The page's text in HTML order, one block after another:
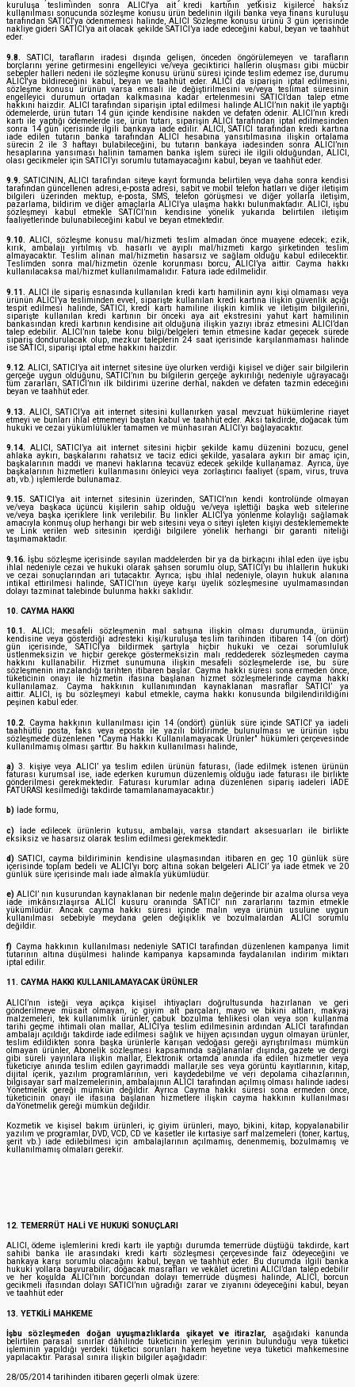
kuruluşa tesliminden sonra ALICI'ya ait kredi kartının yetkisiz kişilerce haksız
kullanılması sonucunda sözleşme konusu ürün bedelinin ilgili banka veya finans kuruluşu
tarafından SATICI'ya ödenmemesi halinde, ALICI Sözleşme konusu ürünü 3 gün içerisinde
nakliye gideri SATICI’ya ait olacak şekilde SATICI’ya iade edeceğini kabul, beyan ve taahhüt
eder.
9.8. SATICI, tarafların iradesi dışında gelişen, önceden öngörülemeyen ve tarafların
borçlarını yerine getirmesini engelleyici ve/veya geciktirici hallerin oluşması gibi mücbir
sebepler halleri nedeni ile sözleşme konusu ürünü süresi içinde teslim edemez ise, durumu
ALICI'ya bildireceğini kabul, beyan ve taahhüt eder. ALICI da siparişin iptal edilmesini,
sözleşme konusu ürünün varsa emsali ile değiştirilmesini ve/veya teslimat süresinin
engelleyici durumun ortadan kalkmasına kadar ertelenmesini SATICI’dan talep etme
hakkını haizdir. ALICI tarafından siparişin iptal edilmesi halinde ALICI’nın nakit ile yaptığı
ödemelerde, ürün tutarı 14 gün içinde kendisine nakden ve defaten ödenir. ALICI’nın kredi
kartı ile yaptığı ödemelerde ise, ürün tutarı, siparişin ALICI tarafından iptal edilmesinden
sonra 14 gün içerisinde ilgili bankaya iade edilir. ALICI, SATICI tarafından kredi kartına
iade edilen tutarın banka tarafından ALICI hesabına yansıtılmasına ilişkin ortalama
sürecin 2 ile 3 haftayı bulabileceğini, bu tutarın bankaya iadesinden sonra ALICI’nın
hesaplarına yansıması halinin tamamen banka işlem süreci ile ilgili olduğundan, ALICI,
olası gecikmeler için SATICI’yı sorumlu tutamayacağını kabul, beyan ve taahhüt eder.
9.9. SATICININ, ALICI tarafından siteye kayıt formunda belirtilen veya daha sonra kendisi
tarafından güncellenen adresi, e-posta adresi, sabit ve mobil telefon hatları ve diğer iletişim
bilgileri üzerinden mektup, e-posta, SMS, telefon görüşmesi ve diğer yollarla iletişim,
pazarlama, bildirim ve diğer amaçlarla ALICI’ya ulaşma hakkı bulunmaktadır. ALICI, işbu
sözleşmeyi kabul etmekle SATICI’nın kendisine yönelik yukarıda belirtilen iletişim
faaliyetlerinde bulunabileceğini kabul ve beyan etmektedir.
9.10. ALICI, sözleşme konusu mal/hizmeti teslim almadan önce muayene edecek; ezik,
kırık, ambalajı yırtılmış vb. hasarlı ve ayıplı mal/hizmeti kargo şirketinden teslim
almayacaktır. Teslim alınan mal/hizmetin hasarsız ve sağlam olduğu kabul edilecektir.
Teslimden sonra mal/hizmetin özenle korunması borcu, ALICI’ya aittir. Cayma hakkı
kullanılacaksa mal/hizmet kullanılmamalıdır. Fatura iade edilmelidir.
9.11. ALICI ile sipariş esnasında kullanılan kredi kartı hamilinin aynı kişi olmaması veya
ürünün ALICI’ya tesliminden evvel, siparişte kullanılan kredi kartına ilişkin güvenlik açığı
tespit edilmesi halinde, SATICI, kredi kartı hamiline ilişkin kimlik ve iletişim bilgilerini,
siparişte kullanılan kredi kartının bir önceki aya ait ekstresini yahut kart hamilinin
bankasından kredi kartının kendisine ait olduğuna ilişkin yazıyı ibraz etmesini ALICI’dan
talep edebilir. ALICI’nın talebe konu bilgi/belgeleri temin etmesine kadar geçecek sürede
sipariş dondurulacak olup, mezkur taleplerin 24 saat içerisinde karşılanmaması halinde
ise SATICI, siparişi iptal etme hakkını haizdir.
9.12. ALICI, SATICI’ya ait internet sitesine üye olurken verdiği kişisel ve diğer sair bilgilerin
gerçeğe uygun olduğunu, SATICI’nın bu bilgilerin gerçeğe aykırılığı nedeniyle uğrayacağı
tüm zararları, SATICI’nın ilk bildirimi üzerine derhal, nakden ve defaten tazmin edeceğini
beyan ve taahhüt eder.
9.13. ALICI, SATICI’ya ait internet sitesini kullanırken yasal mevzuat hükümlerine riayet
etmeyi ve bunları ihlal etmemeyi baştan kabul ve taahhüt eder. Aksi takdirde, doğacak tüm
hukuki ve cezai yükümlülükler tamamen ve münhasıran ALICI’yı bağlayacaktır.
9.14. ALICI, SATICI’ya ait internet sitesini hiçbir şekilde kamu düzenini bozucu, genel
ahlaka aykırı, başkalarını rahatsız ve taciz edici şekilde, yasalara aykırı bir amaç için,
başkalarının maddi ve manevi haklarına tecavüz edecek şekilde kullanamaz. Ayrıca, üye
başkalarının hizmetleri kullanmasını önleyici veya zorlaştırıcı faaliyet (spam, virus, truva
atı, vb.) işlemlerde bulunamaz.
9.15. SATICI’ya ait internet sitesinin üzerinden, SATICI’nın kendi kontrolünde olmayan
ve/veya başkaca üçüncü kişilerin sahip olduğu ve/veya işlettiği başka web sitelerine
ve/veya başka içeriklere link verilebilir. Bu linkler ALICI’ya yönlenme kolaylığı sağlamak
amacıyla konmuş olup herhangi bir web sitesini veya o siteyi işleten kişiyi desteklememekte
ve Link verilen web sitesinin içerdiği bilgilere yönelik herhangi bir garanti niteliği
taşımamaktadır.
9.16. İşbu sözleşme içerisinde sayılan maddelerden bir ya da birkaçını ihlal eden üye işbu
ihlal nedeniyle cezai ve hukuki olarak şahsen sorumlu olup, SATICI’yı bu ihlallerin hukuki
ve cezai sonuçlarından ari tutacaktır. Ayrıca; işbu ihlal nedeniyle, olayın hukuk alanına
intikal ettirilmesi halinde, SATICI’nın üyeye karşı üyelik sözleşmesine uyulmamasından
dolayı tazminat talebinde bulunma hakkı saklıdır.
10. CAYMA HAKKI
10.1. ALICI; mesafeli sözleşmenin mal satışına ilişkin olması durumunda, ürünün
kendisine veya gösterdiği adresteki kişi/kuruluşa teslim tarihinden itibaren 14 (on dört)
gün içerisinde, SATICI’ya bildirmek şartıyla hiçbir hukuki ve cezai sorumluluk
üstlenmeksizin ve hiçbir gerekçe göstermeksizin malı reddederek sözleşmeden cayma
hakkını kullanabilir. Hizmet sunumuna ilişkin mesafeli sözleşmelerde ise, bu süre
sözleşmenin imzalandığı tarihten itibaren başlar. Cayma hakkı süresi sona ermeden önce,
tüketicinin onayı ile hizmetin ifasına başlanan hizmet sözleşmelerinde cayma hakkı
kullanılamaz. Cayma hakkının kullanımından kaynaklanan masraflar SATICI’ ya
aittir. ALICI, iş bu sözleşmeyi kabul etmekle, cayma hakkı konusunda bilgilendirildiğini
peşinen kabul eder.
10.2. Cayma hakkının kullanılması için 14 (ondört) günlük süre içinde SATICI' ya iadeli
taahhütlü posta, faks veya eposta ile yazılı bildirimde bulunulması ve ürünün işbu
sözleşmede düzenlenen "Cayma Hakkı Kullanılamayacak Ürünler" hükümleri çerçevesinde
kullanılmamış olması şarttır. Bu hakkın kullanılması halinde,
a) 3. kişiye veya ALICI’ ya teslim edilen ürünün faturası, (İade edilmek istenen ürünün
faturası kurumsal ise, iade ederken kurumun düzenlemiş olduğu iade faturası ile birlikte
gönderilmesi gerekmektedir. Faturası kurumlar adına düzenlenen sipariş iadeleri İADE
FATURASI kesilmediği takdirde tamamlanamayacaktır.)
b) İade formu,
c) İade edilecek ürünlerin kutusu, ambalajı, varsa standart aksesuarları ile birlikte
eksiksiz ve hasarsız olarak teslim edilmesi gerekmektedir.
d) SATICI, cayma bildiriminin kendisine ulaşmasından itibaren en geç 10 günlük süre
içerisinde toplam bedeli ve ALICI’yı borç altına sokan belgeleri ALICI’ ya iade etmek ve 20
günlük süre içerisinde malı iade almakla yükümlüdür.
e) ALICI’ nın kusurundan kaynaklanan bir nedenle malın değerinde bir azalma olursa veya
iade imkânsızlaşırsa ALICI kusuru oranında SATICI’ nın zararlarını tazmin etmekle
yükümlüdür. Ancak cayma hakkı süresi içinde malın veya ürünün usulüne uygun
kullanılması sebebiyle meydana gelen değişiklik ve bozulmalardan ALICI sorumlu
değildir.
f) Cayma hakkının kullanılması nedeniyle SATICI tarafından düzenlenen kampanya limit
tutarının altına düşülmesi halinde kampanya kapsamında faydalanılan indirim miktarı
iptal edilir.
11. CAYMA HAKKI KULLANILAMAYACAK ÜRÜNLER
ALICI’nın isteği veya açıkça kişisel ihtiyaçları doğrultusunda hazırlanan ve geri
gönderilmeye müsait olmayan, iç giyim alt parçaları, mayo ve bikini altları, makyaj
malzemeleri, tek kullanımlık ürünler, çabuk bozulma tehlikesi olan veya son kullanma
tarihi geçme ihtimali olan mallar, ALICI’ya teslim edilmesinin ardından ALICI tarafından
ambalajı açıldığı takdirde iade edilmesi sağlık ve hijyen açısından uygun olmayan ürünler,
teslim edildikten sonra başka ürünlerle karışan vedoğası gereği ayrıştırılması mümkün
olmayan ürünler, Abonelik sözleşmesi kapsamında sağlananlar dışında, gazete ve dergi
gibi süreli yayınlara ilişkin mallar, Elektronik ortamda anında ifa edilen hizmetler veya
tüketiciye anında teslim edilen gayrimaddi mallar,ile ses veya görüntü kayıtlarının, kitap,
dijital içerik, yazılım programlarının, veri kaydedebilme ve veri depolama cihazlarının,
bilgisayar sarf malzemelerinin, ambalajının ALICI tarafından açılmış olması halinde iadesi
Yönetmelik gereği mümkün değildir. Ayrıca Cayma hakkı süresi sona ermeden önce,
tüketicinin onayı ile ifasına başlanan hizmetlere ilişkin cayma hakkının kullanılması
daYönetmelik gereği mümkün değildir.
Kozmetik ve kişisel bakım ürünleri, iç giyim ürünleri, mayo, bikini, kitap, kopyalanabilir
yazılım ve programlar, DVD, VCD, CD ve kasetler ile kırtasiye sarf malzemeleri (toner, kartuş,
şerit vb.) iade edilebilmesi için ambalajlarının açılmamış, denenmemiş, bozulmamış ve
kullanılmamış olmaları gerekir.
12. TEMERRÜT HALİ VE HUKUKİ SONUÇLARI
ALICI, ödeme işlemlerini kredi kartı ile yaptığı durumda temerrüde düştüğü takdirde, kart
sahibi banka ile arasındaki kredi kartı sözleşmesi çerçevesinde faiz ödeyeceğini ve
bankaya karşı sorumlu olacağını kabul, beyan ve taahhüt eder. Bu durumda ilgili banka
hukuki yollara başvurabilir; doğacak masrafları ve vekâlet ücretini ALICI’dan talep edebilir
ve her koşulda ALICI’nın borcundan dolayı temerrüde düşmesi halinde, ALICI, borcun
gecikmeli ifasından dolayı SATICI’nın uğradığı zarar ve ziyanını ödeyeceğini kabul, beyan
ve taahhüt eder
13. YETKİLİ MAHKEME
İşbu sözleşmeden doğan uyuşmazlıklarda şikayet ve itirazlar,
aşağıdaki kanunda
belirtilen parasal sınırlar dâhilinde tüketicinin yerleşim yerinin bulunduğu veya tüketici
işleminin yapıldığı yerdeki tüketici sorunları hakem heyetine veya tüketici mahkemesine
yapılacaktır. Parasal sınıra ilişkin bilgiler aşağıdadır:
28/05/2014 tarihinden itibaren geçerli olmak üzere: